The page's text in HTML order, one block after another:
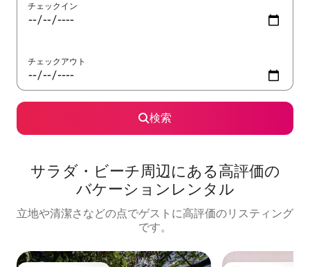
チェックイン
チェックアウト
検索
サラダ・ビーチ⁠周⁠辺⁠に⁠あ⁠る高⁠評⁠価⁠の
バ⁠ケ⁠ー⁠シ⁠ョ⁠ン⁠レ⁠ン⁠タ⁠ル
立地や清潔さなどの点でゲストに高評価のリスティング
です。